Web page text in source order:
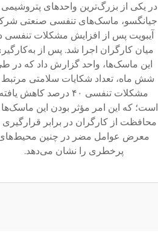
در یکی از بزرگ‌ترین واحدهای پتروشیمی
جیانگسو، ماسک‌های تنفسی صنعتی
آیبویت پس از افزایش مشکلات تنفسی
میان کارگران اجرا شد. پس از
این ماسک‌ها، واحد گزارش داد که در
شش ماه، تعداد شکایات سلامتی مرتبط
مشکلات تنفسی ۴۰ درصد کاهش یافته
است؛ که این امر مؤثر بودن این ماسک‌ها
محافظت از کارگران در برابر قرارگیری
معرض عوامل مضر در چنین
پرخطری را نشان می‌دهد.